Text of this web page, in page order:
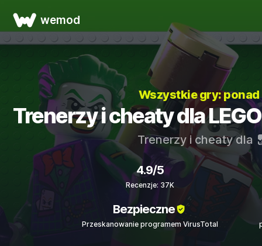
wemod
Wszystkie gry:
Trenerzy i cheaty dla
Trenerzy i cheaty dla
4.9/5
Recenzje: 37K
Bezpieczne
Przeskanowanie programem VirusTotal